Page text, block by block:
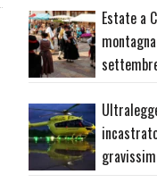
Estate a